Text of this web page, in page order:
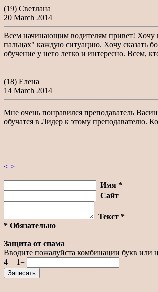
(19) Светлана
20 March 2014
Всем начинающим водителям привет! Хочу
пальцах" каждую ситуацию. Хочу сказать
обучение у него легко и интересно. Всем,
(18) Елена
14 March 2014
Мне очень понравился преподаватель
обучатся в Лидер к этому преподавателю.
< >
Имя *
Сайт
Текст *
* Обязательно
Защита от спама
Вводите пожалуйста комбинации букв или
4 + 1=